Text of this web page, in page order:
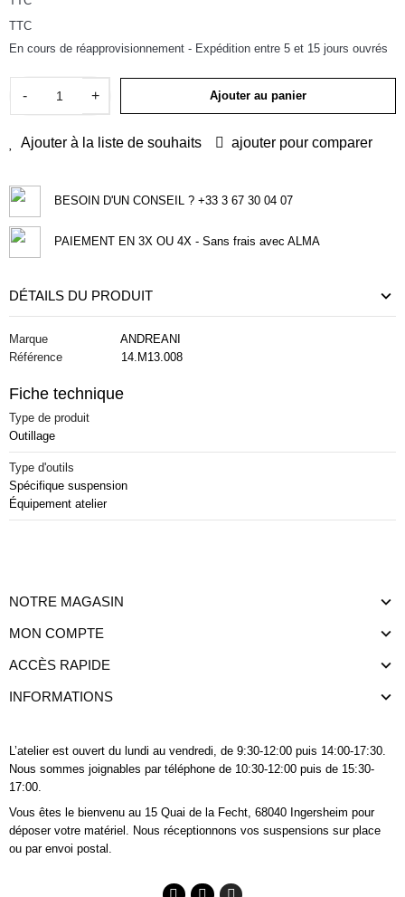
TTC
En cours de réapprovisionnement - Expédition entre 5 et 15 jours ouvrés
- + Ajouter au panier
Ajouter à la liste de souhaits ajouter pour comparer
BESOIN D'UN CONSEIL ? +33 3 67 30 04 07
PAIEMENT EN 3X OU 4X - Sans frais avec ALMA
DÉTAILS DU PRODUIT
Marque
ANDREANI
Référence
14.M13.008
Fiche technique
Type de produit
Outillage
Type d'outils
Spécifique suspension
Équipement atelier
NOTRE MAGASIN
MON COMPTE
ACCÈS RAPIDE
INFORMATIONS
L’atelier est ouvert du lundi au vendredi, de 9:30-12:00 puis 14:00-17:30.
Nous sommes joignables par téléphone de 10:30-12:00 puis de 15:30-
17:00.
Vous êtes le bienvenu au 15 Quai de la Fecht, 68040 Ingersheim pour
déposer votre matériel. Nous réceptionnons vos suspensions sur place
ou par envoi postal.